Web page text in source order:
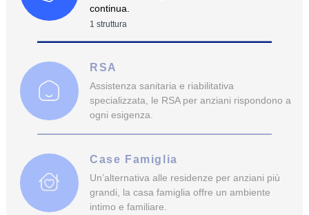
continua.
1 struttura
RSA
Assistenza sanitaria e riabilitativa
specializzata, le RSA per anziani rispondono a
ogni esigenza.
Case Famiglia
Un’alternativa alle residenze per anziani più
grandi, la casa famiglia offre un ambiente
intimo e familiare.